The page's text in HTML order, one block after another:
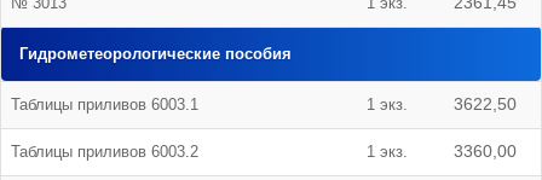
Гидрометеорологические пособия
Таблицы приливов 6003.1 1 экз. 3622,50
Таблицы приливов 6003.2 1 экз. 3360,00